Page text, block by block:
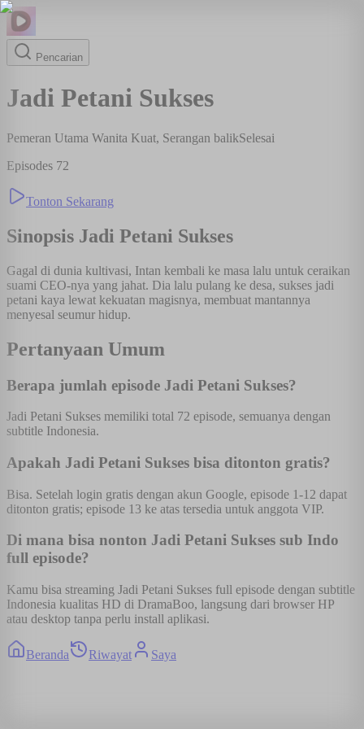
Pencarian
Jadi Petani Sukses
Pemeran Utama Wanita Kuat, Serangan balikSelesai
Episodes 72
Tonton Sekarang
Sinopsis Jadi Petani Sukses
Gagal di dunia kultivasi, Intan kembali ke masa lalu untuk ceraikan
suami CEO-nya yang jahat. Dia lalu pulang ke desa, sukses jadi
petani kaya lewat kekuatan magisnya, membuat mantannya
menyesal seumur hidup.
Pertanyaan Umum
Berapa jumlah episode Jadi Petani Sukses?
Jadi Petani Sukses memiliki total 72 episode, semuanya dengan
subtitle Indonesia.
Apakah Jadi Petani Sukses bisa ditonton gratis?
Bisa. Setelah login gratis dengan akun Google, episode 1-12 dapat
ditonton gratis; episode 13 ke atas tersedia untuk anggota VIP.
Di mana bisa nonton Jadi Petani Sukses sub Indo
full episode?
Kamu bisa streaming Jadi Petani Sukses full episode dengan subtitle
Indonesia kualitas HD di DramaBoo, langsung dari browser HP
atau desktop tanpa perlu install aplikasi.
Beranda Riwayat Saya